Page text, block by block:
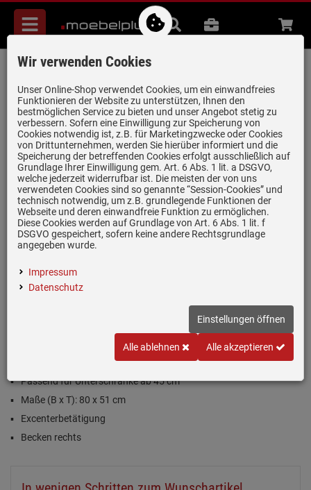
Menü
Suche
B2B Beratung
Systemceram Stema 80 Magnolie
Keramikspüle Excenterbetätigung
Artikel-Nummer:19946695 | Herstellernummer: 5054 02 10 |
EAN:4050697050303
Inklusive 5 Jahre Garantie
Magnolie (Creme), glänzend
Passend für Unterschränke ab 45 cm
Maße (B x T): 80 x 51 cm
Excenterbetätigung
Becken rechts
Wir verwenden Cookies
Unser Online-Shop verwendet Cookies, um ein einwandfreies
Funktionieren der Website zu unterstützen, Ihnen den
bestmöglichen Service zu bieten und unser Angebot stetig zu
verbessern. Sofern eine Einwilligung zur Speicherung von
Cookies notwendig ist, z.B. für Marketingzwecke oder Cookies
von Drittunternehmen, werden Sie hierüber informiert und die
Speicherung der betreffenden Cookies erfolgt ausschließlich auf
Grundlage Ihrer Einwilligung gem. Art. 6 Abs. 1 lit. a DSGVO,
welche jederzeit widerrufbar ist. Die meisten der von uns
verwendeten Cookies sind so genannte “Session-Cookies” und
technisch notwendig, um z.B. grundlegende Funktionen der
Webseite und deren einwandfreie Funktion zu ermöglichen.
Diese Cookies werden auf Grundlage von Art. 6 Abs. 1 lit. f
DSGVO gespeichert, sofern keine andere Rechtsgrundlage
angegeben wurde.
Impressum
Datenschutz
Einstellungen öffnen
Alle ablehnen Alle akzeptieren